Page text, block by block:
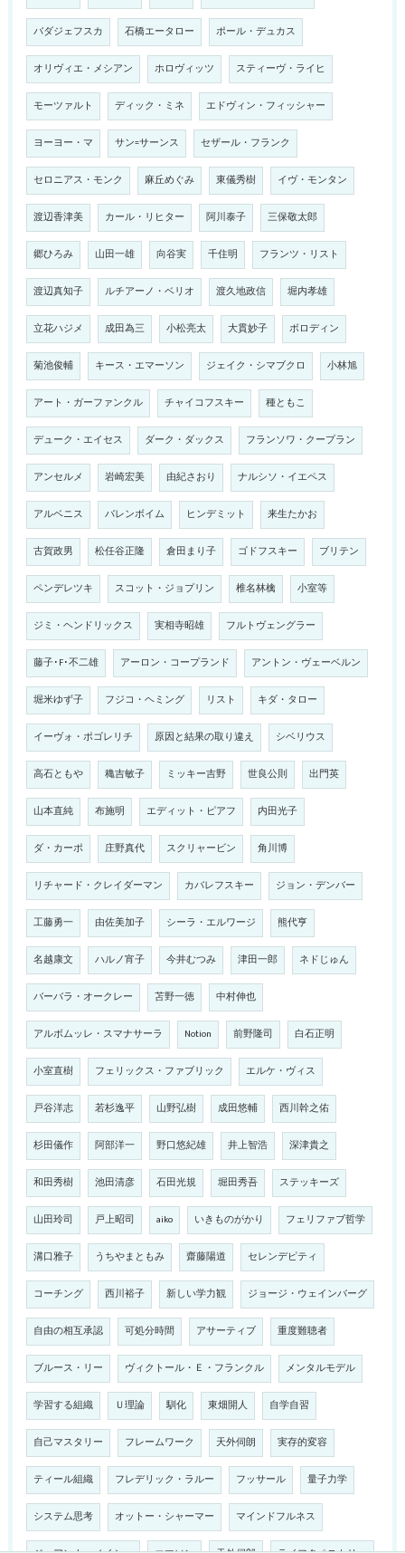
バダジェフスカ 石橋エータロー ポール・デュカス
オリヴィエ・メシアン ホロヴィッツ スティーヴ・ライヒ
モーツァルト ディック・ミネ エドヴィン・フィッシャー
ヨーヨー・マ サン=サーンス セザール・フランク
セロニアス・モンク 麻丘めぐみ 東儀秀樹 イヴ・モンタン
渡辺香津美 カール・リヒター 阿川泰子 三保敬太郎
郷ひろみ 山田一雄 向谷実 千住明 フランツ・リスト
渡辺真知子 ルチアーノ・ベリオ 渡久地政信 堀内孝雄
立花ハジメ 成田為三 小松亮太 大貫妙子 ボロディン
菊池俊輔 キース・エマーソン ジェイク・シマブクロ 小林旭
アート・ガーファンクル チャイコフスキー 種ともこ
デューク・エイセス ダーク・ダックス フランソワ・クープラン
アンセルメ 岩崎宏美 由紀さおり ナルシソ・イエペス
アルベニス バレンボイム ヒンデミット 来生たかお
古賀政男 松任谷正隆 倉田まり子 ゴドフスキー ブリテン
ペンデレツキ スコット・ジョプリン 椎名林檎 小室等
ジミ・ヘンドリックス 実相寺昭雄 フルトヴェングラー
藤子･F･不二雄 アーロン・コープランド アントン・ヴェーベルン
堀米ゆず子 フジコ・ヘミング リスト キダ・タロー
イーヴォ・ポゴレリチ 原因と結果の取り違え シベリウス
高石ともや 穐吉敏子 ミッキー吉野 世良公則 出門英
山本直純 布施明 エディット・ピアフ 内田光子
ダ・カーポ 庄野真代 スクリャービン 角川博
リチャード・クレイダーマン カバレフスキー ジョン・デンバー
工藤勇一 由佐美加子 シーラ・エルワージ 熊代亨
名越康文 ハルノ宵子 今井むつみ 津田一郎 ネドじゅん
バーバラ・オークレー 苫野一徳 中村伸也
アルボムッレ・スマナサーラ Notion 前野隆司 白石正明
小室直樹 フェリックス・ファブリック エルケ・ヴィス
戸谷洋志 若杉逸平 山野弘樹 成田悠輔 西川幹之佑
杉田儀作 阿部洋一 野口悠紀雄 井上智浩 深津貴之
和田秀樹 池田清彦 石田光規 堀田秀吾 ステッキーズ
山田玲司 戸上昭司 aiko いきものがかり フェリファブ哲学
溝口雅子 うちやまともみ 齋藤陽道 セレンデピティ
コーチング 西川裕子 新しい学力観 ジョージ・ウェインバーグ
自由の相互承認 可処分時間 アサーティブ 重度難聴者
ブルース・リー ヴィクトール・Ｅ・フランクル メンタルモデル
学習する組織 Ｕ理論 馴化 東畑開人 自学自習
自己マスタリー フレームワーク 天外伺朗 実存的変容
ティール組織 フレデリック・ラルー フッサール 量子力学
システム思考 オットー・シャーマー マインドフルネス